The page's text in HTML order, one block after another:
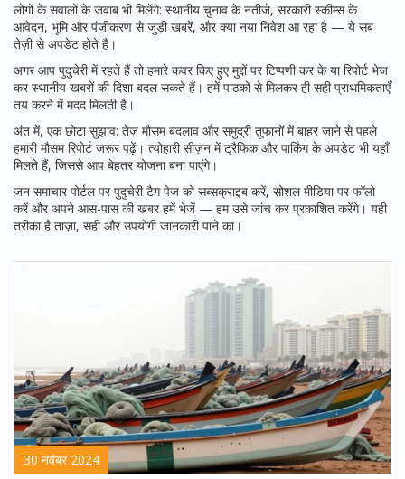
लोगों के सवालों के जवाब भी मिलेंगे: स्थानीय चुनाव के नतीजे, सरकारी स्कीम्स के
आवेदन, भूमि और पंजीकरण से जुड़ी खबरें, और क्या नया निवेश आ रहा है — ये सब
तेज़ी से अपडेट होते हैं।
अगर आप पुदुचेरी में रहते हैं तो हमारे कवर किए हुए मुद्दों पर टिप्पणी कर के या रिपोर्ट भेज
कर स्थानीय खबरों की दिशा बदल सकते हैं। हमें पाठकों से मिलकर ही सही प्राथमिकताएँ
तय करने में मदद मिलती है।
अंत में, एक छोटा सुझाव: तेज़ मौसम बदलाव और समुद्री तूफानों में बाहर जाने से पहले
हमारी मौसम रिपोर्ट जरूर पढ़ें। त्योहारी सीज़न में ट्रैफिक और पार्किंग के अपडेट भी यहाँ
मिलते हैं, जिससे आप बेहतर योजना बना पाएंगे।
जन समाचार पोर्टल पर पुदुचेरी टैग पेज को सब्सक्राइब करें, सोशल मीडिया पर फॉलो
करें और अपने आस-पास की खबर हमें भेजें — हम उसे जांच कर प्रकाशित करेंगे। यही
तरीका है ताज़ा, सही और उपयोगी जानकारी पाने का।
30 नवंबर 2024